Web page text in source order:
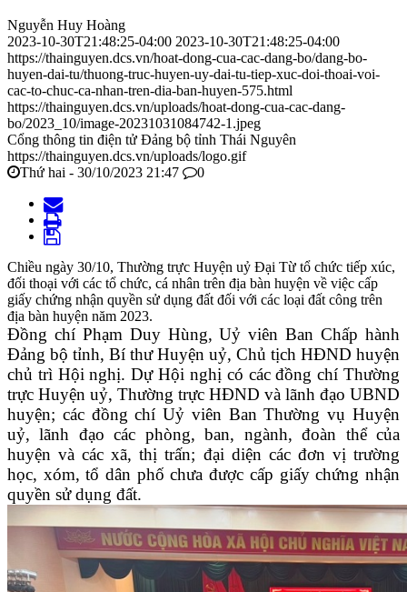
Nguyễn Huy Hoàng
2023-10-30T21:48:25-04:00 2023-10-30T21:48:25-04:00
https://thainguyen.dcs.vn/hoat-dong-cua-cac-dang-bo/dang-bo-
huyen-dai-tu/thuong-truc-huyen-uy-dai-tu-tiep-xuc-doi-thoai-voi-
cac-to-chuc-ca-nhan-tren-dia-ban-huyen-575.html
https://thainguyen.dcs.vn/uploads/hoat-dong-cua-cac-dang-
bo/2023_10/image-20231031084742-1.jpeg
Cổng thông tin điện tử Đảng bộ tỉnh Thái Nguyên
https://thainguyen.dcs.vn/uploads/logo.gif
Thứ hai - 30/10/2023 21:47
0
Chiều ngày 30/10, Thường trực Huyện uỷ Đại Từ tổ chức tiếp xúc,
đối thoại với các tổ chức, cá nhân trên địa bàn huyện về việc cấp
giấy chứng nhận quyền sử dụng đất đối với các loại đất công trên
địa bàn huyện năm 2023.
Đồng chí Phạm Duy Hùng, Uỷ viên Ban Chấp hành
Đảng bộ tỉnh, Bí thư Huyện uỷ, Chủ tịch HĐND huyện
chủ trì Hội nghị. Dự Hội nghị có các đồng chí Thường
trực Huyện uỷ, Thường trực HĐND và lãnh đạo UBND
huyện; các đồng chí Uỷ viên Ban Thường vụ Huyện
uỷ, lãnh đạo các phòng, ban, ngành, đoàn thể của
huyện và các xã, thị trấn; đại diện các đơn vị trường
học, xóm, tổ dân phố chưa được cấp giấy chứng nhận
quyền sử dụng đất.